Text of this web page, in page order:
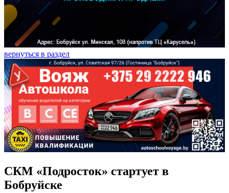
вернуться в раздел
СКМ «Подросток» стартует в
Бобруйске